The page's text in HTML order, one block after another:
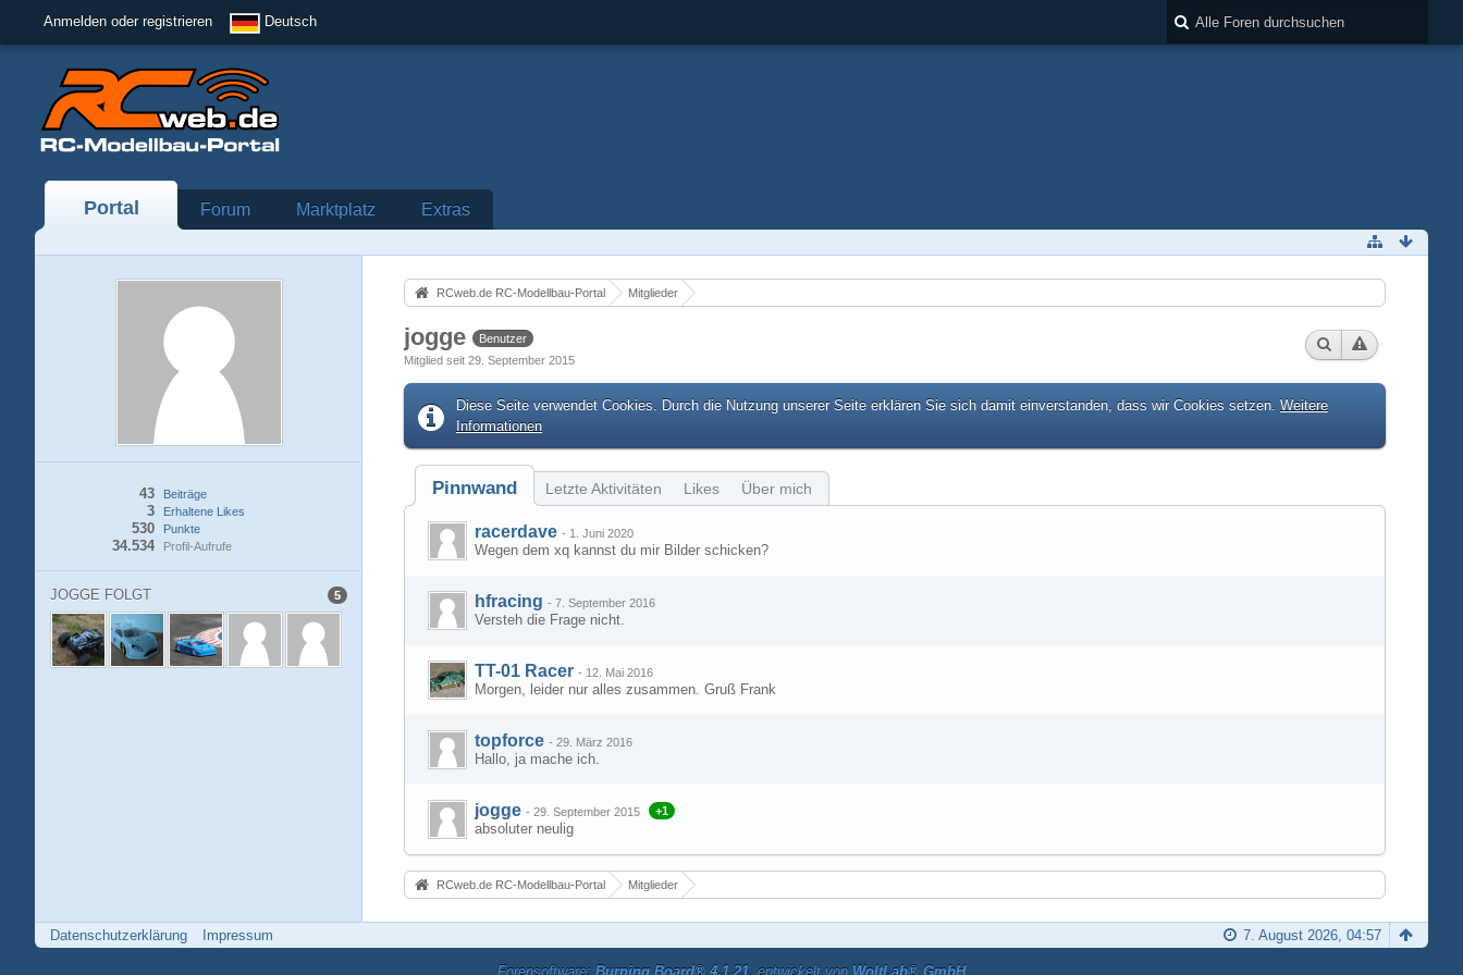
Anmelden oder registrieren Deutsch
Portal Forum Marktplatz Extras
Beiträge
43
Erhaltene Likes
3
Punkte
530
Profil-Aufrufe
34.534
JOGGE FOLGT 5
RCweb.de RC-Modellbau-Portal Mitglieder
jogge
Benutzer
Mitglied seit 29. September 2015
Diese Seite verwendet Cookies. Durch die Nutzung unserer Seite erklären Sie sich damit einverstanden, dass wir Cookies setzen. Weitere
Informationen
Pinnwand Letzte Aktivitäten Likes Über mich
racerdave - 1. Juni 2020
Wegen dem xq kannst du mir Bilder schicken?
hfracing - 7. September 2016
Versteh die Frage nicht.
TT-01 Racer - 12. Mai 2016
Morgen, leider nur alles zusammen. Gruß Frank
topforce - 29. März 2016
Hallo, ja mache ich.
jogge - 29. September 2015 +1
absoluter neulig
RCweb.de RC-Modellbau-Portal Mitglieder
Datenschutzerklärung Impressum 7. August 2026, 04:57
Forensoftware: Burning Board® 4.1.21, entwickelt von WoltLab® GmbH